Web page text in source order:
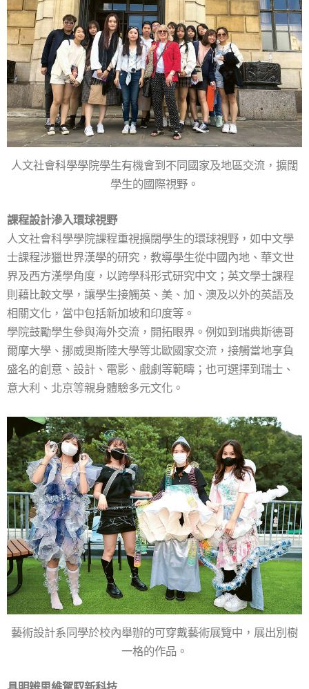
人文社會科學學院學生有機會到不同國家及地區交流，擴闊
學生的國際視野。
課程設計滲入環球視野
人文社會科學學院課程重視擴闊學生的環球視野，如中文學
士課程涉獵世界漢學的研究，教導學生從中國內地、華文世
界及西方漢學角度，以跨學科形式研究中文；英文學士課程
則藉比較文學，讓學生接觸英、美、加、澳及以外的英語及
相關文化，當中包括新加坡和印度等。
學院鼓勵學生參與海外交流，開拓眼界。例如到瑞典斯德哥
爾摩大學、挪威奧斯陸大學等北歐國家交流，接觸當地享負
盛名的創意、設計、電影、戲劇等範疇；也可選擇到瑞士、
意大利、北京等親身體驗多元文化。
藝術設計系同學於校內舉辦的可穿戴藝術展覽中，展出別樹
一格的作品。